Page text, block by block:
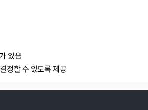
있음
정할 수 있도록 제공